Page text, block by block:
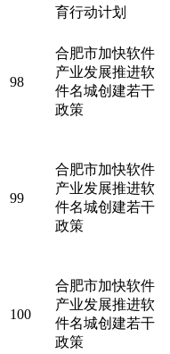
育行动计划
98
合肥市加快软件
产业发展推进软
件名城创建若干
政策
99
合肥市加快软件
产业发展推进软
件名城创建若干
政策
100
合肥市加快软件
产业发展推进软
件名城创建若干
政策